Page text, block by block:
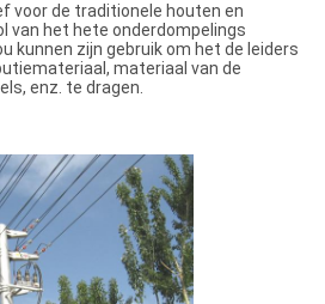
voor de traditionele houten en
van het hete onderdompelings
kunnen zijn gebruik om het de leiders
materiaal van de
enz. te dragen.